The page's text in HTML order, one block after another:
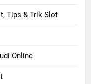
Tips & Trik Slot
Online